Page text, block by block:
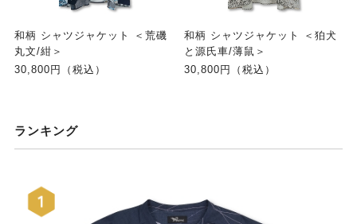
和柄 シャツジャケット ＜荒磯
丸文/紺＞
30,800円（税込）
和柄 シャツジャケット ＜狛犬
と源氏車/薄鼠＞
30,800円（税込）
ランキング